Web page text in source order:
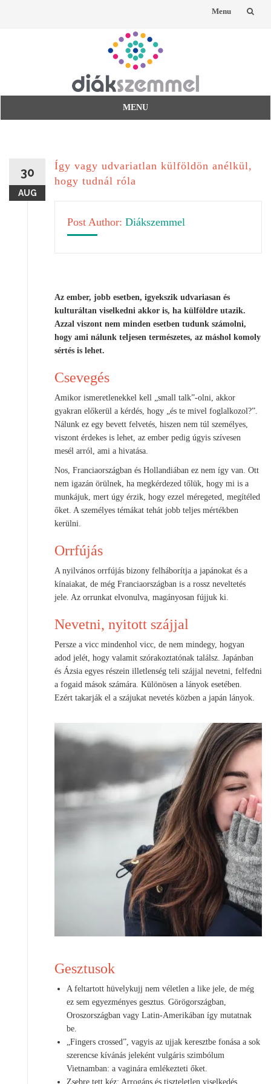
Menu
MENU
30
AUG
Így vagy udvariatlan külföldön anélkül,
hogy tudnál róla
Post Author: Diákszemmel
Az ember, jobb esetben, igyekszik udvariasan és
kulturáltan viselkedni akkor is, ha külföldre utazik.
Azzal viszont nem minden esetben tudunk számolni,
hogy ami nálunk teljesen természetes, az máshol komoly
sértés is lehet.
Csevegés
Amikor ismeretlenekkel kell „small talk”-olni, akkor
gyakran előkerül a kérdés, hogy „és te mivel foglalkozol?”.
Nálunk ez egy bevett felvetés, hiszen nem túl személyes,
viszont érdekes is lehet, az ember pedig úgyis szívesen
mesél arról, ami a hivatása.
Nos, Franciaországban és Hollandiában ez nem így van. Ott
nem igazán örülnek, ha megkérdezed tőlük, hogy mi is a
munkájuk, mert úgy érzik, hogy ezzel méregeted, megítéled
őket. A személyes témákat tehát jobb teljes mértékben
kerülni.
Orrfújás
A nyilvános orrfújás bizony felháborítja a japánokat és a
kínaiakat, de még Franciaországban is a rossz neveltetés
jele. Az orrunkat elvonulva, magányosan fújjuk ki.
Nevetni, nyitott szájjal
Persze a vicc mindenhol vicc, de nem mindegy, hogyan
adod jelét, hogy valamit szórakoztatónak találsz. Japánban
és Ázsia egyes részein illetlenség teli szájjal nevetni, felfedni
a fogaid mások számára. Különösen a lányok esetében.
Ezért takarják el a szájukat nevetés közben a japán lányok.
Gesztusok
A feltartott hüvelykujj nem véletlen a like jele, de még
ez sem egyezményes gesztus. Görögországban,
Oroszországban vagy Latin-Amerikában így mutatnak
be.
„Fingers crossed”, vagyis az ujjak keresztbe fonása a sok
szerencse kívánás jeleként vulgáris szimbólum
Vietnamban: a vaginára emlékezteti őket.
Zsebre tett kéz: Arrogáns és tiszteletlen viselkedés